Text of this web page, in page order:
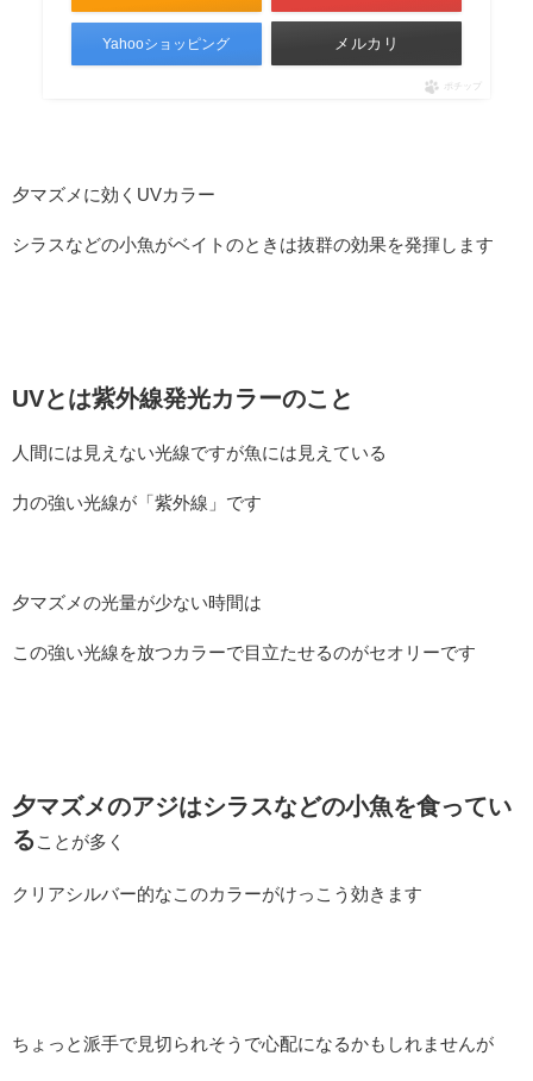
Yahooショッピング メルカリ
ポチップ
夕マズメに効くUVカラー
シラスなどの小魚がベイトのときは抜群の効果を発揮します
UVとは紫外線発光カラーのこと
人間には見えない光線ですが魚には見えている
力の強い光線が「紫外線」です
夕マズメの光量が少ない時間は
この強い光線を放つカラーで目立たせるのがセオリーです
夕マズメのアジはシラスなどの小魚を食ってい
る ことが多く
クリアシルバー的なこのカラーがけっこう効きます
ちょっと派手で見切られそうで心配になるかもしれませんが